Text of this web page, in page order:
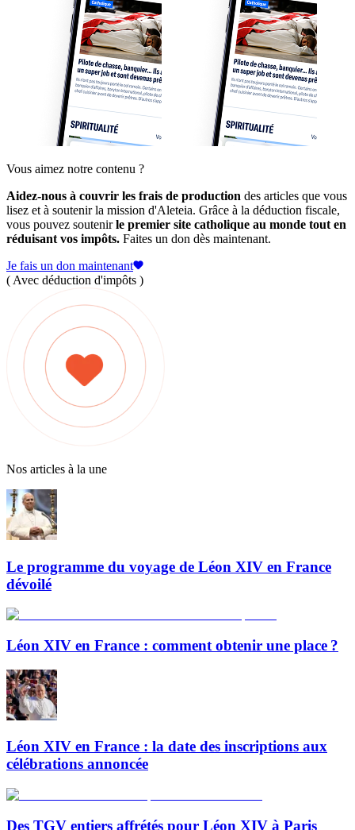
Vous aimez notre contenu ?
Aidez-nous à couvrir les frais de production des articles que vous
lisez et à soutenir la mission d'Aleteia. Grâce à la déduction fiscale,
vous pouvez soutenirle premier site catholique au monde tout en
réduisant vos impôts. Faites un don dès maintenant.
Je fais un don maintenant
( Avec déduction d'impôts )
Nos articles à la une
Le programme du voyage de Léon XIV en France
dévoilé
Léon XIV en France : comment obtenir une place ?
Léon XIV en France : la date des inscriptions aux
célébrations annoncée
Des TGV entiers affrétés pour Léon XIV à Paris